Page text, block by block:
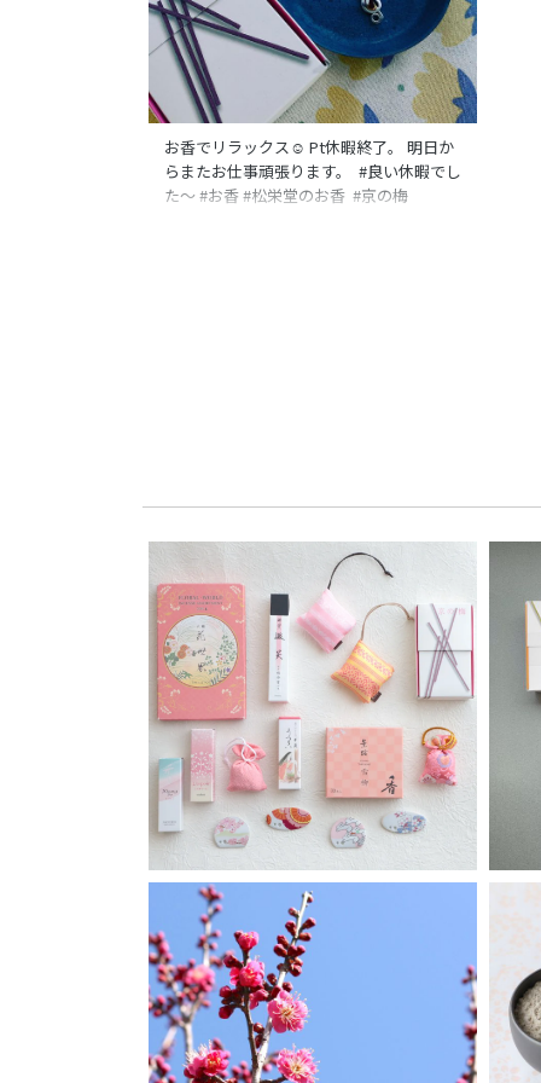
お香でリラックス☺️ Pt休暇終了。 明日か
らまたお仕事頑張ります。 #良い休暇でし
た〜 #お香 #松栄堂のお香 #京の梅